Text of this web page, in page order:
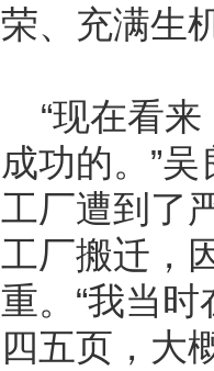
荣、充满生
“现在看来
成功的。”
工厂遭到了
工厂搬迁，
重。“我当
四五页，大